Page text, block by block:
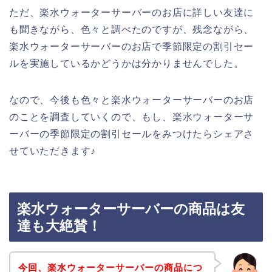
ただ、楽水ウォーターサーバーのお店に詳しい友達に
も聞きながら、色々と調べたのですが、残念ながら、
楽水ウォーターサーバーのお店で季節限定の割引セー
ルを実施しているかどうかは分かりませんでした。
なので、今後も色々と楽水ウォーターサーバーのお店
のことを調査していくので、もし、楽水ウォーターサ
ーバーの季節限定の割引セールをみつけたらシェアさ
せていただきます♪
楽水ウォーターサーバーの商品は友
達も大絶賛！
今回、楽水ウォーターサーバーの商品につ